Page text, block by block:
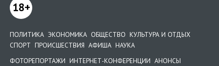
18+
ПОЛИТИКА ЭКОНОМИКА ОБЩЕСТВО КУЛЬТУРА И ОТДЫХ
СПОРТ ПРОИСШЕСТВИЯ АФИША НАУКА
ФОТОРЕПОРТАЖИ ИНТЕРНЕТ-КОНФЕРЕНЦИИ АНОНСЫ